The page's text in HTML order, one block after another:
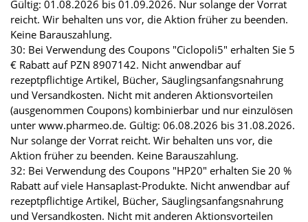
Gültig: 01.08.2026 bis 01.09.2026. Nur solange der Vorrat
reicht. Wir behalten uns vor, die Aktion früher zu beenden.
Keine Barauszahlung.
30: Bei Verwendung des Coupons "Ciclopoli5" erhalten Sie 5
€ Rabatt auf PZN 8907142. Nicht anwendbar auf
rezeptpflichtige Artikel, Bücher, Säuglingsanfangsnahrung
und Versandkosten. Nicht mit anderen Aktionsvorteilen
(ausgenommen Coupons) kombinierbar und nur einzulösen
unter www.pharmeo.de. Gültig: 06.08.2026 bis 31.08.2026.
Nur solange der Vorrat reicht. Wir behalten uns vor, die
Aktion früher zu beenden. Keine Barauszahlung.
32: Bei Verwendung des Coupons "HP20" erhalten Sie 20 %
Rabatt auf viele Hansaplast-Produkte. Nicht anwendbar auf
rezeptpflichtige Artikel, Bücher, Säuglingsanfangsnahrung
und Versandkosten. Nicht mit anderen Aktionsvorteilen